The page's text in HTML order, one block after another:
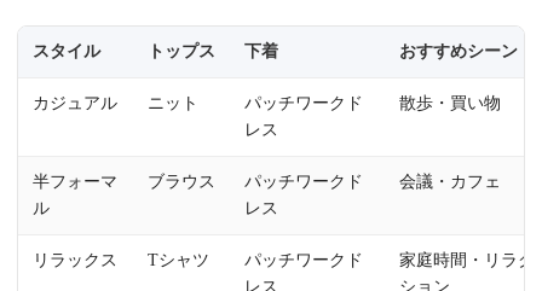
スタイル トップス 下着 おすすめシーン
カジュアル ニット
パッチワークド
レス
散歩・買い物
半フォーマ
ル
ブラウス
パッチワークド
レス
会議・カフェ
リラックス Tシャツ
パッチワークド
レス
家庭時間・リラク
ション